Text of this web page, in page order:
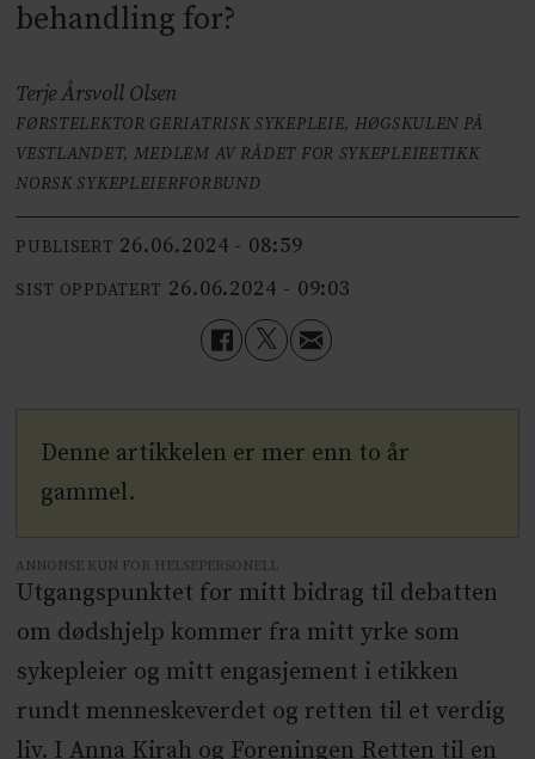
behandling for?
Terje Årsvoll Olsen
FØRSTELEKTOR GERIATRISK SYKEPLEIE, HØGSKULEN PÅ
VESTLANDET, MEDLEM AV RÅDET FOR SYKEPLEIEETIKK
NORSK SYKEPLEIERFORBUND
PUBLISERT 26.06.2024 - 08:59
SIST OPPDATERT 26.06.2024 - 09:03
Denne artikkelen er mer enn to år
gammel.
ANNONSE KUN FOR HELSEPERSONELL
Utgangspunktet for mitt bidrag til debatten
om dødshjelp kommer fra mitt yrke som
sykepleier og mitt engasjement i etikken
rundt menneskeverdet og retten til et verdig
liv. I Anna Kirah og Foreningen Retten til en